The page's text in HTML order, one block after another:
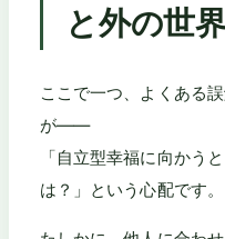
と外の世
ここで一つ、よくある
が——
「自立型幸福に向かう
は？」という心配です。